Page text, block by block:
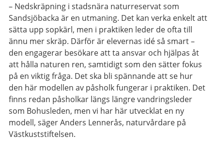
– Nedskräpning i stadsnära naturreservat som
Sandsjöbacka är en utmaning. Det kan verka enkelt att
sätta upp sopkärl, men i praktiken leder de ofta till
ännu mer skräp. Därför är elevernas idé så smart –
den engagerar besökare att ta ansvar och hjälpas åt
att hålla naturen ren, samtidigt som den sätter fokus
på en viktig fråga. Det ska bli spännande att se hur
den här modellen av påsholk fungerar i praktiken. Det
finns redan påsholkar längs längre vandringsleder
som Bohusleden, men vi har här utvecklat en ny
modell, säger Anders Lennerås, naturvårdare på
Västkuststiftelsen.